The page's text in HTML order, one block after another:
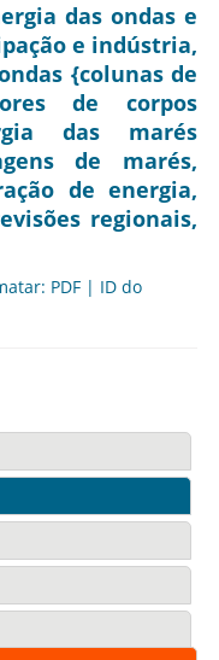
das ondas e
e indústria,
{colunas de
de corpos
das marés
de marés,
de energia,
regionais,
PDF | ID do